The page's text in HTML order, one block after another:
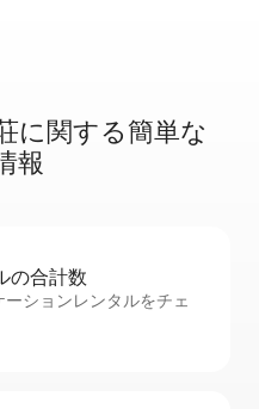
に関⁠す⁠る簡⁠単⁠な
報
の合⁠計⁠数
ションレンタルをチェ